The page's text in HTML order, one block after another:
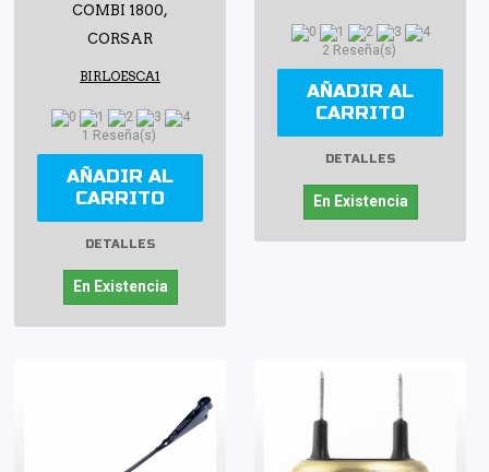
COMBI 1800,
CORSAR
BIRLOESCA1
1 Reseña(s)
AÑADIR AL
CARRITO
DETALLES
En Existencia
2 Reseña(s)
AÑADIR AL
CARRITO
DETALLES
En Existencia